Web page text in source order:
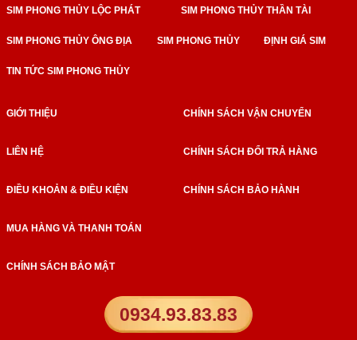
SIM PHONG THỦY LỘC PHÁT SIM PHONG THỦY THẦN TÀI
SIM PHONG THỦY ÔNG ĐỊA SIM PHONG THỦY ĐỊNH GIÁ SIM
TIN TỨC SIM PHONG THỦY
0934.93.83.83
GIỚI THIỆU
LIÊN HỆ
ĐIỀU KHOẢN & ĐIỀU KIỆN
MUA HÀNG VÀ THANH TOÁN
CHÍNH SÁCH BẢO MẬT
CHÍNH SÁCH VẬN CHUYỂN
CHÍNH SÁCH ĐỔI TRẢ HÀNG
CHÍNH SÁCH BẢO HÀNH